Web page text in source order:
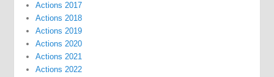
Actions 2017
Actions 2018
Actions 2019
Actions 2020
Actions 2021
Actions 2022